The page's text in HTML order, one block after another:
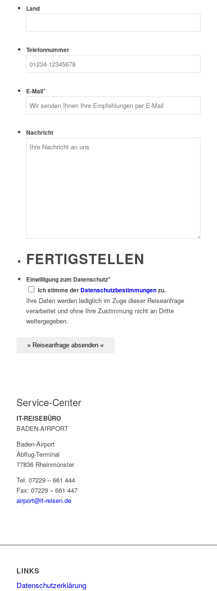
Land
Telefonnummer
E-Mail*
Nachricht
FERTIGSTELLEN
Einwilligung zum Datenschutz*
Ich stimme der Datenschutzbestimmungenzu.
Ihre Daten werden lediglich im Zuge dieser Reiseanfrage
verarbeitet und ohne Ihre Zustimmung nicht an Dritte
weitergegeben.
Service-Center
IT-REISEBÜRO
BADEN-AIRPORT
Baden-Airport
Abflug-Terminal
77836 Rheinmünster
Tel: 07229 – 661 444
Fax: 07229 – 661 447
airport@it-reisen.de
LINKS
Datenschutzerklärung